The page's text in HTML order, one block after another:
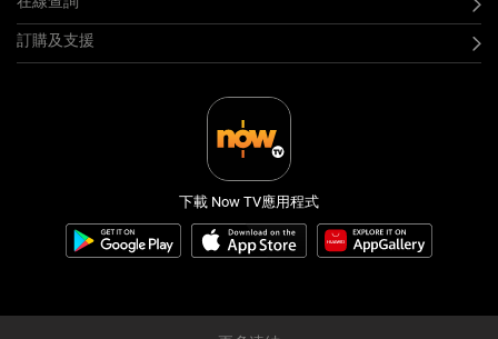
訂購及支援
下載 Now TV應用程式